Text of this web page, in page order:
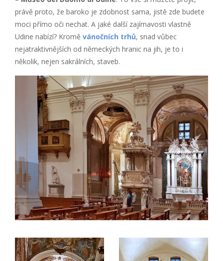
právě proto, že baroko je zdobnost sama, jistě zde budete
moci přímo oči nechat. A jaké další zajímavosti vlastně
Udine nabízí? Kromě vánočních trhů, snad vůbec
nejatraktivnějších od německých hranic na jih, je to i
několik, nejen sakrálních, staveb.